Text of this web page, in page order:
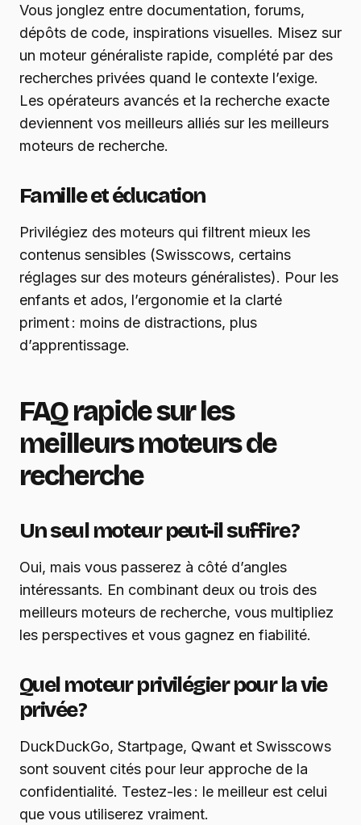
Vous jonglez entre documentation, forums,
dépôts de code, inspirations visuelles. Misez sur
un moteur généraliste rapide, complété par des
recherches privées quand le contexte l’exige.
Les opérateurs avancés et la recherche exacte
deviennent vos meilleurs alliés sur les meilleurs
moteurs de recherche.
Famille et éducation
Privilégiez des moteurs qui filtrent mieux les
contenus sensibles (Swisscows, certains
réglages sur des moteurs généralistes). Pour les
enfants et ados, l’ergonomie et la clarté
priment : moins de distractions, plus
d’apprentissage.
FAQ rapide sur les
meilleurs moteurs de
recherche
Un seul moteur peut-il suffire ?
Oui, mais vous passerez à côté d’angles
intéressants. En combinant deux ou trois des
meilleurs moteurs de recherche, vous multipliez
les perspectives et vous gagnez en fiabilité.
Quel moteur privilégier pour la vie
privée ?
DuckDuckGo, Startpage, Qwant et Swisscows
sont souvent cités pour leur approche de la
confidentialité. Testez-les : le meilleur est celui
que vous utiliserez vraiment.